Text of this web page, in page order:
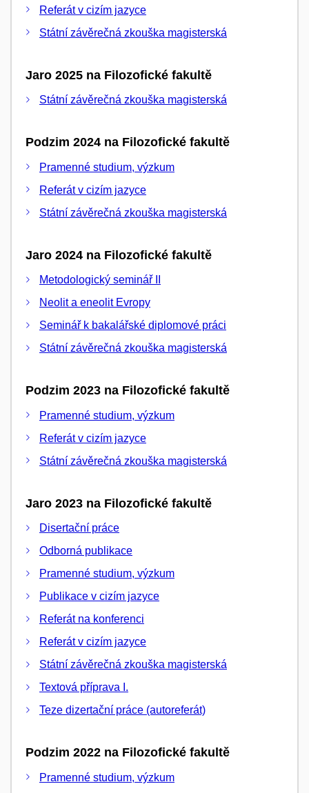
Referát v cizím jazyce
Státní závěrečná zkouška magisterská
Jaro 2025 na Filozofické fakultě
Státní závěrečná zkouška magisterská
Podzim 2024 na Filozofické fakultě
Pramenné studium, výzkum
Referát v cizím jazyce
Státní závěrečná zkouška magisterská
Jaro 2024 na Filozofické fakultě
Metodologický seminář II
Neolit a eneolit Evropy
Seminář k bakalářské diplomové práci
Státní závěrečná zkouška magisterská
Podzim 2023 na Filozofické fakultě
Pramenné studium, výzkum
Referát v cizím jazyce
Státní závěrečná zkouška magisterská
Jaro 2023 na Filozofické fakultě
Disertační práce
Odborná publikace
Pramenné studium, výzkum
Publikace v cizím jazyce
Referát na konferenci
Referát v cizím jazyce
Státní závěrečná zkouška magisterská
Textová příprava I.
Teze dizertační práce (autoreferát)
Podzim 2022 na Filozofické fakultě
Pramenné studium, výzkum